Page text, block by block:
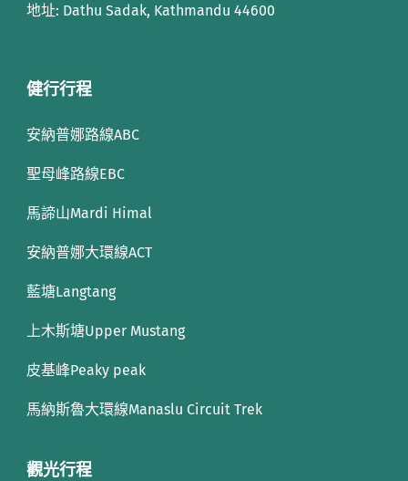
地址: Dathu Sadak, Kathmandu 44600
健行行程
安納普娜路線ABC
聖母峰路線EBC
馬諦山Mardi Himal
安納普娜大環線ACT
藍塘Langtang
上木斯塘Upper Mustang
皮基峰Peaky peak
馬納斯魯大環線Manaslu Circuit Trek
觀光行程